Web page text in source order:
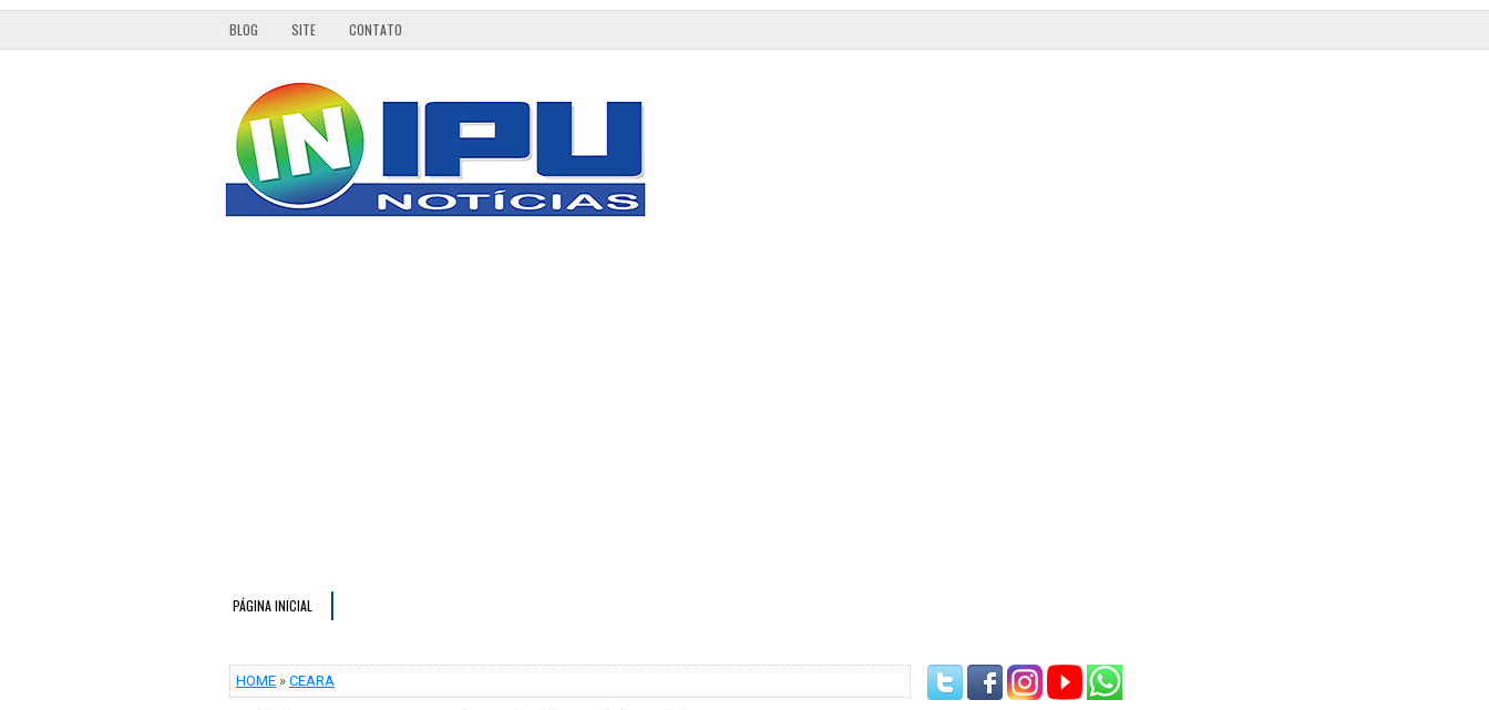
BLOG SITE CONTATO
PÁGINA INICIAL
HOME » CEARA